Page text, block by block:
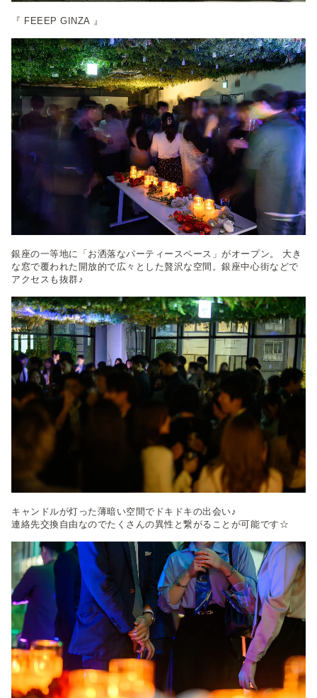
『 FEEEP GINZA 』
銀座の一等地に「お洒落なパーティースペース」がオープン。 大き
な窓で覆われた開放的で広々とした贅沢な空間。銀座中心街などで
アクセスも抜群♪
キャンドルが灯った薄暗い空間でドキドキの出会い♪
連絡先交換自由なのでたくさんの異性と繋がることが可能です☆